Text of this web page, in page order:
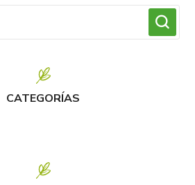
CATEGORÍAS